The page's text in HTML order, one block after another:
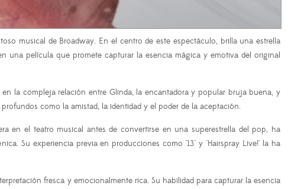
musical de Broadway. En el centro de este espectáculo, brilla una estrella
una película que promete capturar la esencia mágica y emotiva del original
la compleja relación entre Glinda, la encantadora y popular bruja buena, y
como la amistad, la identidad y el poder de la aceptación.
en el teatro musical antes de convertirse en una superestrella del pop, ha
Su experiencia previa en producciones como "13" y "Hairspray Live!" la ha
fresca y emocionalmente rica. Su habilidad para capturar la esencia